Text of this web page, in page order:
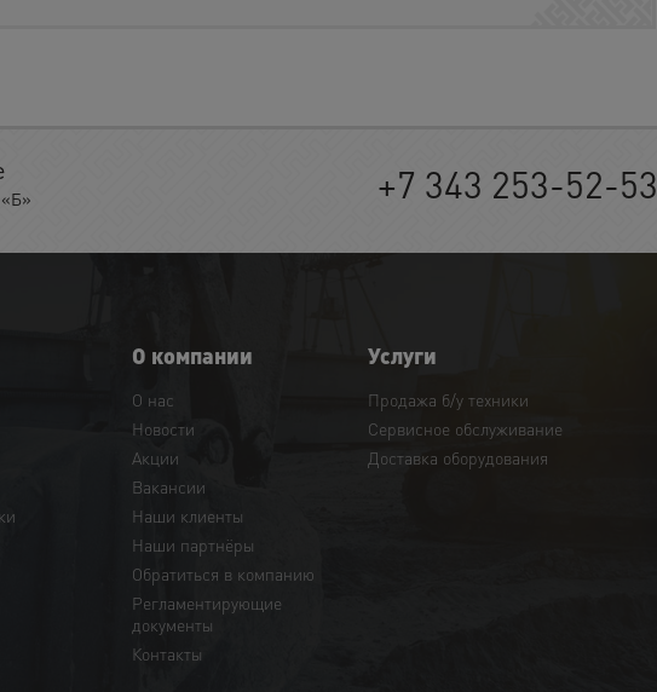
+7 343 253-52-53
О компании
О нас
Новости
Акции
Вакансии
Наши клиенты
Наши партнёры
Обратиться в компанию
Регламентирующие
документы
Контакты
Услуги
Продажа б/у техники
Сервисное обслуживание
Доставка оборудования